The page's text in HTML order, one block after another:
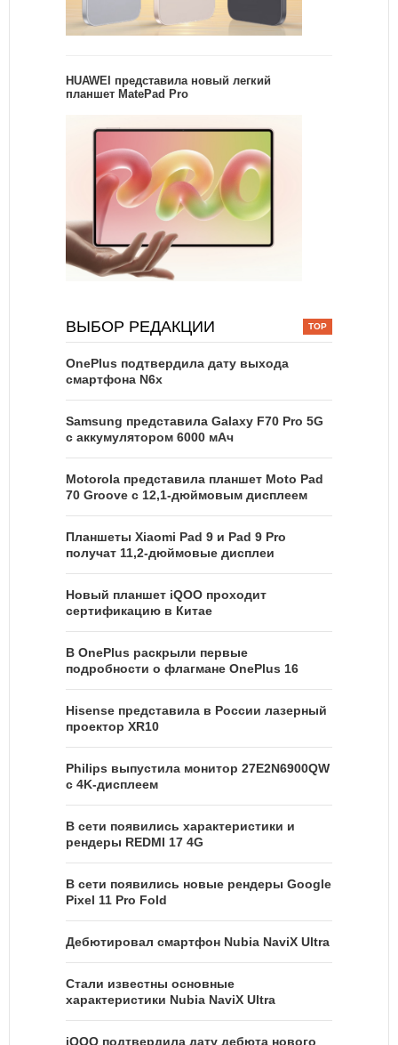
HUAWEI представила новый легкий
планшет MatePad Pro
ВЫБОР РЕДАКЦИИ
OnePlus подтвердила дату выхода
смартфона N6x
Samsung представила Galaxy F70 Pro 5G
с аккумулятором 6000 мАч
Motorola представила планшет Moto Pad
70 Groove с 12,1-дюймовым дисплеем
Планшеты Xiaomi Pad 9 и Pad 9 Pro
получат 11,2-дюймовые дисплеи
Новый планшет iQOO проходит
сертификацию в Китае
В OnePlus раскрыли первые
подробности о флагмане OnePlus 16
Hisense представила в России лазерный
проектор XR10
Philips выпустила монитор 27E2N6900QW
с 4K-дисплеем
В сети появились характеристики и
рендеры REDMI 17 4G
В сети появились новые рендеры Google
Pixel 11 Pro Fold
Дебютировал смартфон Nubia NaviX Ultra
Стали известны основные
характеристики Nubia NaviX Ultra
iQOO подтвердила дату дебюта нового